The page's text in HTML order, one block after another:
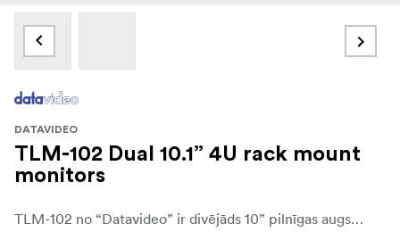
DATAVIDEO
TLM-102 Dual 10.1” 4U rack mount
monitors
TLM-102 no “Datavideo” ir divējāds 10” pilnīgas augstas izšķirtspējas (HD)darbvirsmas monitors, kas atbalsta 1x 3G/HD/standarta izšķirtspēju (SD), 1x HDMI ieeju un 1x HDMI izeju ar 1280x800 paneļa izšķirtspēju.